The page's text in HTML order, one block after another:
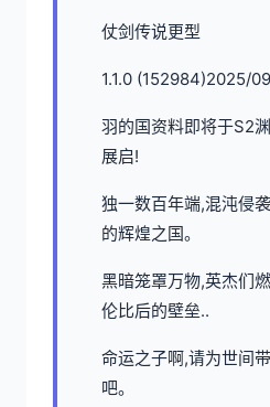
仗剑传说更型
1.1.0 (152984)2025/
羽的国资料即将于S2
展启!
独一数百年端,混沌侵
的辉煌之国。
黑暗笼罩万物,英杰们
伦比后的壁垒..
命运之子啊,请为世间
吧。